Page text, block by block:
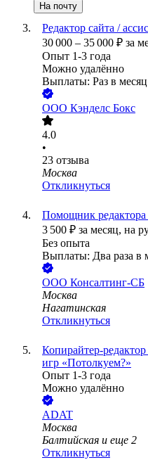
На почту
Редактор сайта /
30 000 – 35 000 ₽ за
Опыт 1-3 года
Можно удалённо
Выплаты: Раз в месяц
ООО Кэнделс Бокс
4.0
•
23 отзыва
Москва
Откликнуться
Помощник редактора
3 500 ₽ за месяц, на
Без опыта
Выплаты: Два раза в
ООО Консалтинг-СБ
Москва
Нагатинская
Откликнуться
Копирайтер-
игр «Потолкуем?»
Опыт 1-3 года
Можно удалённо
ADAT
Москва
Балтийская и еще 2
Откликнуться